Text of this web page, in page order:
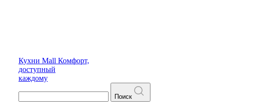
Кухни Mall Комфорт,
доступный
каждому
Поиск